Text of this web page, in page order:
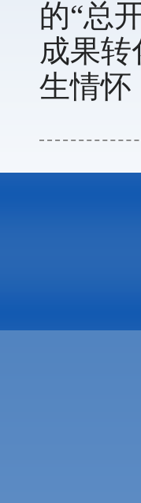
的“总
成果
生情怀